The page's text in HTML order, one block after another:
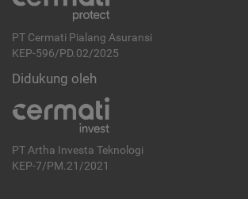
PT Cermati Pialang Asuransi
KEP-596/PD.02/2025
Didukung oleh
PT Artha Investa Teknologi
KEP-7/PM.21/2021